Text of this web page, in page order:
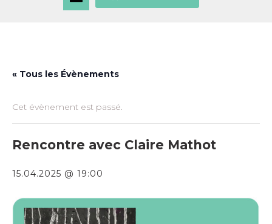
« Tous les Évènements
Cet évènement est passé.
Rencontre avec Claire Mathot
15.04.2025 @ 19:00